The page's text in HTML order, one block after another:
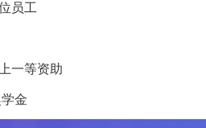
员工
一等资助
金